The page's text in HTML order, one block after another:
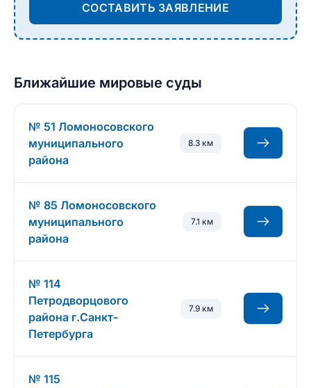
СОСТАВИТЬ ЗАЯВЛЕНИЕ
Ближайшие мировые суды
№ 51 Ломоносовского
муниципального
района
8.3 км
№ 85 Ломоносовского
муниципального
района
7.1 км
№ 114
Петродворцового
района г.Санкт-
Петербурга
7.9 км
№ 115